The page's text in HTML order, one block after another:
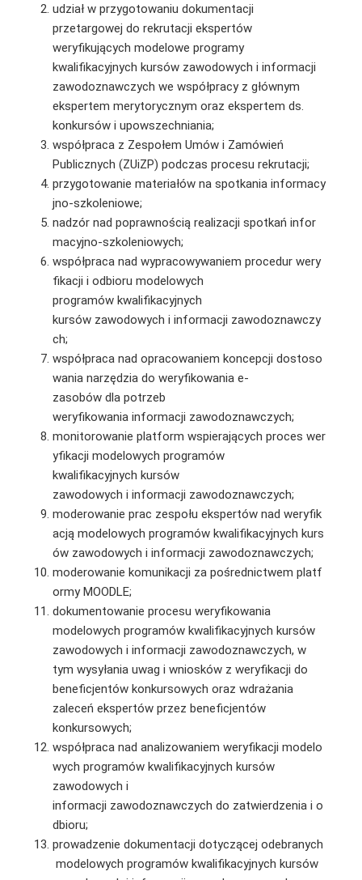
udział w przygotowaniu dokumentacji
przetargowej do rekrutacji ekspertów
weryfikujących modelowe programy
kwalifikacyjnych kursów zawodowych i informacji
zawodoznawczych we współpracy z głównym
ekspertem merytorycznym oraz ekspertem ds.
konkursów i upowszechniania;
współpraca z Zespołem Umów i Zamówień
Publicznych (ZUiZP) podczas procesu rekrutacji;
przygotowanie materiałów na spotkania informacy
jno-szkoleniowe;
nadzór nad poprawnością realizacji spotkań infor
macyjno-szkoleniowych;
współpraca nad wypracowywaniem procedur wery
fikacji i odbioru modelowych
programów kwalifikacyjnych
kursów zawodowych i informacji zawodoznawczy
ch;
współpraca nad opracowaniem koncepcji dostoso
wania narzędzia do weryfikowania e-
zasobów dla potrzeb
weryfikowania informacji zawodoznawczych;
monitorowanie platform wspierających proces wer
yfikacji modelowych programów
kwalifikacyjnych kursów
zawodowych i informacji zawodoznawczych;
moderowanie prac zespołu ekspertów nad weryfik
acją modelowych programów kwalifikacyjnych kurs
ów zawodowych i informacji zawodoznawczych;
moderowanie komunikacji za pośrednictwem platf
ormy MOODLE;
dokumentowanie procesu weryfikowania
modelowych programów kwalifikacyjnych kursów
zawodowych i informacji zawodoznawczych, w
tym wysyłania uwag i wniosków z weryfikacji do
beneficjentów konkursowych oraz wdrażania
zaleceń ekspertów przez beneficjentów
konkursowych;
współpraca nad analizowaniem weryfikacji modelo
wych programów kwalifikacyjnych kursów
zawodowych i
informacji zawodoznawczych do zatwierdzenia i o
dbioru;
prowadzenie dokumentacji dotyczącej odebranych
modelowych programów kwalifikacyjnych kursów